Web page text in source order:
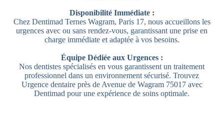
Disponibilité Immédiate :
Chez Dentimad Ternes Wagram, Paris 17, nous accueillons les
urgences avec ou sans rendez-vous, garantissant une prise en
charge immédiate et adaptée à vos besoins.
Équipe Dédiée aux Urgences :
Nos dentistes spécialisés en vous garantissent un traitement
professionnel dans un environnement sécurisé. Trouvez
Urgence dentaire près de Avenue de Wagram 75017 avec
Dentimad pour une expérience de soins optimale.